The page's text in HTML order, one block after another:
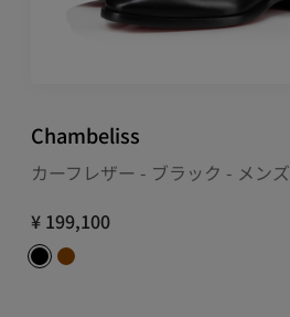
Chambeliss
カーフレザー - ブラック - メンズ
¥ 199,100